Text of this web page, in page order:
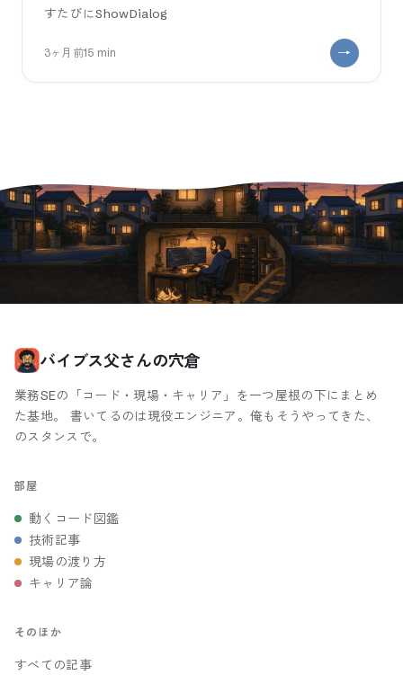
すたびにShowDialog
3ヶ月前15 min
バイブス父さんの穴倉
業務SEの「コード・現場・キャリア」を一つ屋根の下にまとめ
た基地。 書いてるのは現役エンジニア。俺もそうやってきた、
のスタンスで。
部屋
動くコード図鑑
技術記事
現場の渡り方
キャリア論
そのほか
すべての記事